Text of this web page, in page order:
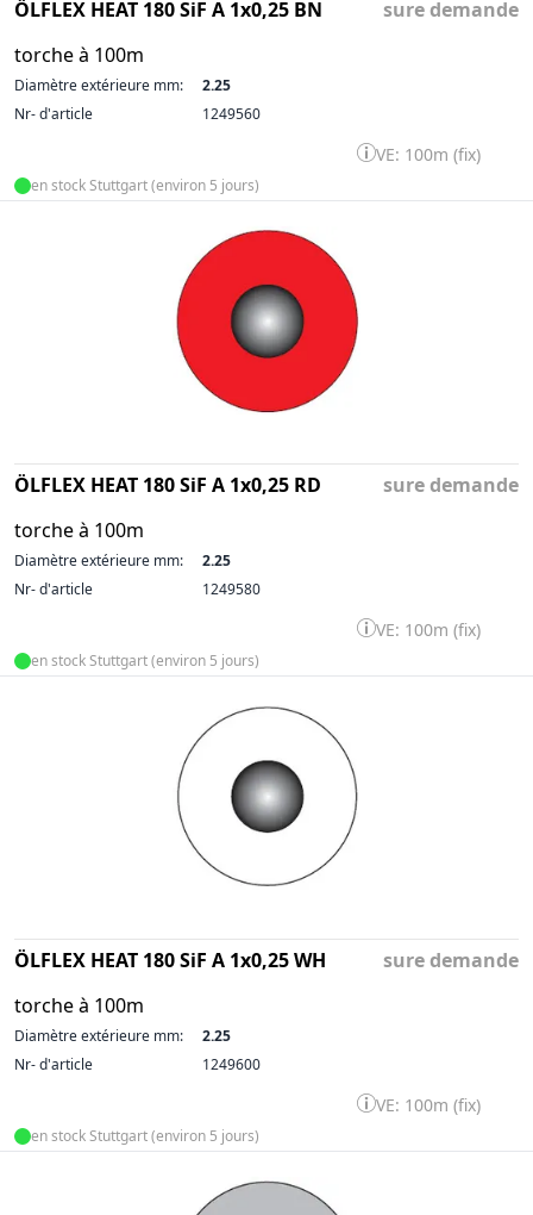
ÖLFLEX HEAT 180 SiF A 1x0,25 BN
torche à 100m
sure demande
Diamètre extérieure mm:
2.25
Nr- d'article
1249560
VE: 100m (fix)
en stock Stuttgart (environ 5 jours)
ÖLFLEX HEAT 180 SiF A 1x0,25 RD
torche à 100m
sure demande
Diamètre extérieure mm:
2.25
Nr- d'article
1249580
VE: 100m (fix)
en stock Stuttgart (environ 5 jours)
ÖLFLEX HEAT 180 SiF A 1x0,25 WH
torche à 100m
sure demande
Diamètre extérieure mm:
2.25
Nr- d'article
1249600
VE: 100m (fix)
en stock Stuttgart (environ 5 jours)